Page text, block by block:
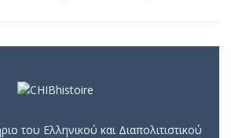
του Ελληνικού και Διαπολιτιστικού